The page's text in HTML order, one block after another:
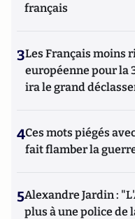
français
3Les Français moins
européenne pour la
ira le grand
4Ces mots piégés
fait flamber la
5Alexandre Jardin :
plus à une police de